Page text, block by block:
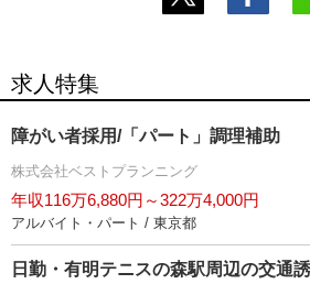
求人特集
障がい者採用/「パート」調理補助
株式会社ベストプランニング
年収116万6,880円～322万4,000円
アルバイト・パート / 東京都
日勤・有明テニスの森駅周辺の交通